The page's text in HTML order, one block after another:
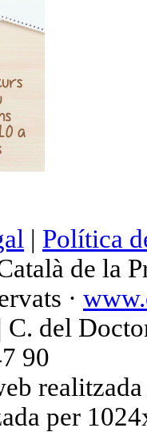
| Política
de la
·
C. del
90
per